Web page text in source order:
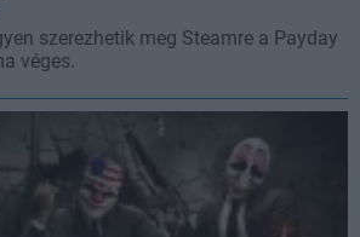
szerezhetik meg Steamre a Payday
véges.